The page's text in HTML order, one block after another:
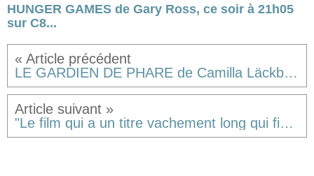
HUNGER GAMES de Gary Ross, ce soir à 21h05
sur C8...
LE GARDIEN DE PHARE de Camilla Läckberg [critique]
"Le film qui a un titre vachement long qui finit par TS SPIVET" de Jean-Pierre Jeunet [critique]